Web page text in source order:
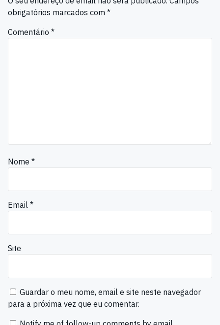
obrigatórios marcados com *
Comentário *
Nome *
Email *
Site
Guardar o meu nome, email e site neste navegador
para a próxima vez que eu comentar.